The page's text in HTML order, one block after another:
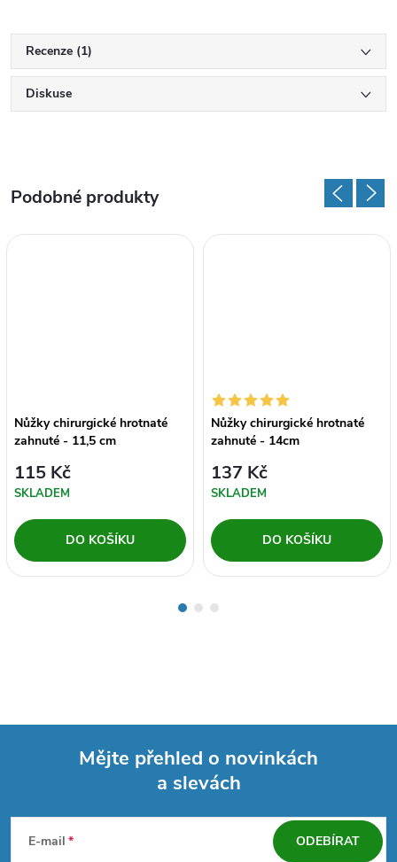
Recenze (1)
Diskuse
Nůžky chirurgické hrotnaté
zahnuté - 11,5 cm
115 Kč
SKLADEM
DO KOŠÍKU
Nůžky chirurgické hrotnaté
zahnuté - 14cm
137 Kč
SKLADEM
DO KOŠÍKU
Mějte přehled o novinkách
a slevách
E-mail ODEBÍRAT